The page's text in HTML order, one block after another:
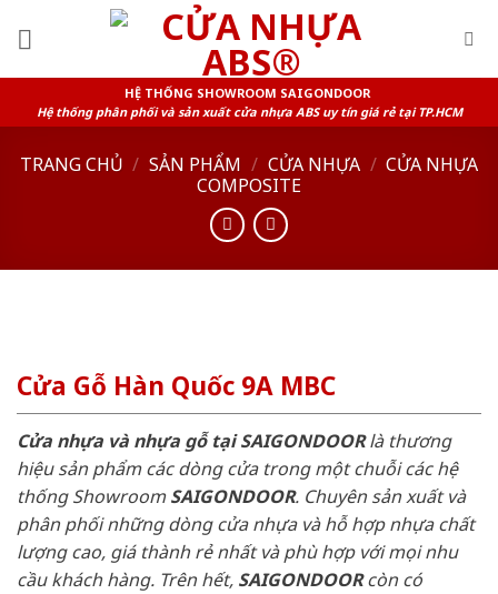
HỆ THỐNG SHOWROOM SAIGONDOOR
Hệ thống phân phối và sản xuất cửa nhựa ABS uy tín giá rẻ tại TP.HCM
TRANG CHỦ / SẢN PHẨM / CỬA NHỰA / CỬA NHỰA
COMPOSITE
Cửa Gỗ Hàn Quốc 9A MBC
Cửa nhựa và nhựa gỗ tại SAIGONDOORlà thương
hiệu sản phẩm các dòng cửa trong một chuỗi các hệ
thống ShowroomSAIGONDOOR. Chuyên sản xuất và
phân phối những dòng cửa nhựa và hỗ hợp nhựa chất
lượng cao, giá thành rẻ nhất và phù hợp với mọi nhu
cầu khách hàng. Trên hết, SAIGONDOORcòn có